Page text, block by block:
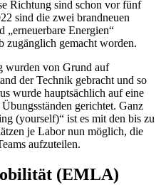
Richtung sind schon vor fünf
sind die zwei brandneuen
Energien“
zugänglich gemacht worden.
wurden von Grund auf
der Technik gebracht und so
wurde hauptsächlich auf eine
gerichtet. Ganz
(yourself)“ ist es mit den bis zu
je Labor nun möglich, die
aufzuteilen.
(EMLA)